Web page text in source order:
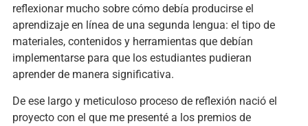
reflexionar mucho sobre cómo debía producirse el
aprendizaje en línea de una segunda lengua: el tipo de
materiales, contenidos y herramientas que debían
implementarse para que los estudiantes pudieran
aprender de manera significativa.
De ese largo y meticuloso proceso de reflexión nació el
proyecto con el que me presenté a los premios de